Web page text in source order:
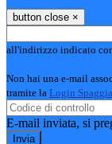
button close ×
all'indirizzo indicato
Non hai una e-mail
tramite la Login
E-mail inviata, si